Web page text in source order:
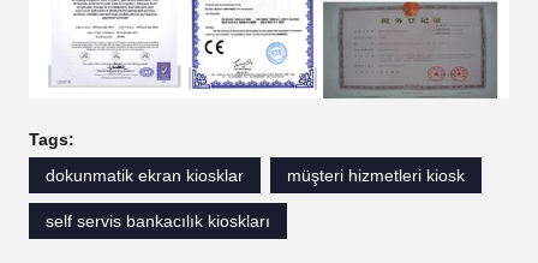
Tags:
dokunmatik ekran kiosklar
müşteri hizmetleri kiosk
self servis bankacılık kioskları